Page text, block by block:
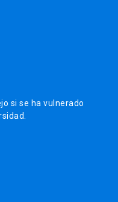
si se ha vulnerado